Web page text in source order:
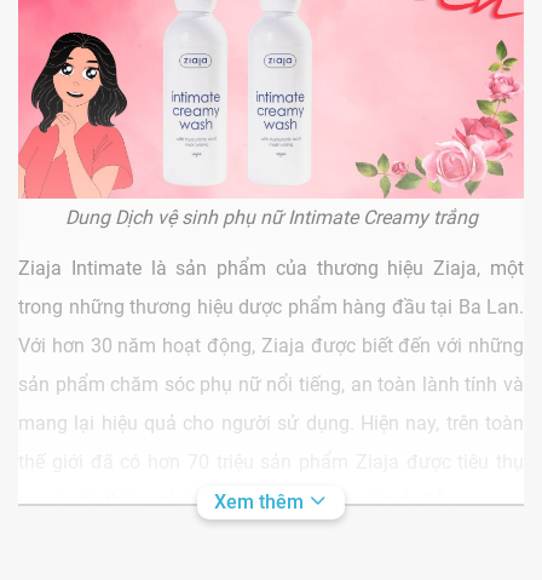
Dung Dịch vệ sinh phụ nữ Intimate Creamy trắng
Ziaja Intimate là sản phẩm của thương hiệu Ziaja, một
trong những thương hiệu dược phẩm hàng đầu tại Ba Lan.
Với hơn 30 năm hoạt động, Ziaja được biết đến với những
sản phẩm chăm sóc phụ nữ nổi tiếng, an toàn lành tính và
mang lại hiệu quả cho người sử dụng. Hiện nay, trên toàn
tại các hệ thống nhà thuốc và các bệnh viện da liễu.
Xem thêm